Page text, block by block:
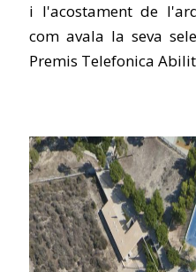
i l'acostament de
com avala la seva
Premis Telefonica